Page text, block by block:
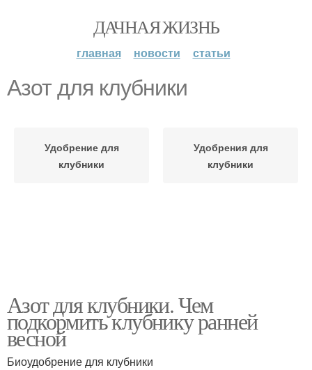
ДАЧНАЯ ЖИЗНЬ
главная новости статьи
Азот для клубники
Удобрение для
клубники
Удобрения для
клубники
Азот для клубники. Чем
подкормить клубнику ранней
весной
Биоудобрение для клубники